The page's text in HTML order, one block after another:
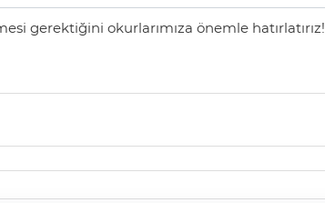
gerektiğini okurlarımıza önemle hatırlatırız!